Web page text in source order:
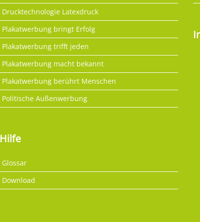
Drucktechnologie Latexdruck
Plakatwerbung bringt Erfolg
Plakatwerbung trifft jeden
Plakatwerbung macht bekannt
Plakatwerbung berührt Menschen
Politische Außenwerbung
Hilfe
Glossar
Download